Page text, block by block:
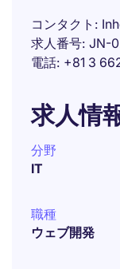
コンタクト
求人番号 JN-
電話 +81 3
求人情
分野
IT
職種
ウェブ開発